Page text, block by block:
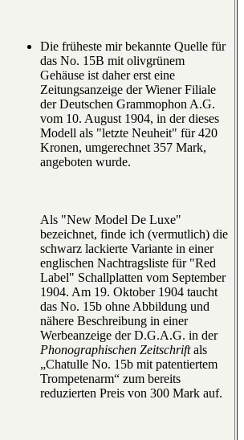
Die früheste mir bekannte Quelle für
das No. 15B mit olivgrünem
Gehäuse ist daher erst eine
Zeitungsanzeige der Wiener Filiale
der Deutschen Grammophon A.G.
vom 10. August 1904, in der dieses
Modell als "letzte Neuheit" für 420
Kronen, umgerechnet 357 Mark,
angeboten wurde.
Als "New Model De Luxe"
bezeichnet, finde ich (vermutlich) die
schwarz lackierte Variante in einer
englischen Nachtragsliste für "Red
Label" Schallplatten vom September
1904. Am 19. Oktober 1904 taucht
das No. 15b ohne Abbildung und
nähere Beschreibung in einer
Werbeanzeige der D.G.A.G. in der
Phonographischen Zeitschriftals
„Chatulle No. 15b mit patentiertem
Trompetenarm“ zum bereits
reduzierten Preis von 300 Mark auf.